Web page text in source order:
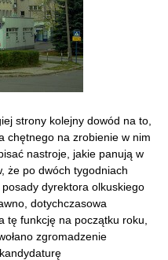
strony kolejny dowód na to,
chętnego na zrobienie w nim
nastroje, jakie panują w
że po dwóch tygodniach
dyrektora olkuskiego
dotychczasowa
tę funkcję na początku roku,
zgromadzenie